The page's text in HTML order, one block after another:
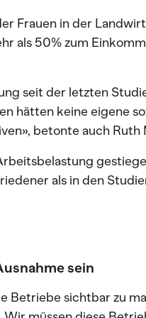
Frauen in der
als 50% zum
seit der letzten
hätten keine eigene
betonte auch Ruth
als in den
sein
Betriebe sichtbar zu